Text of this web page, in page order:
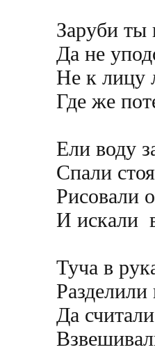
Заруби ты
Да не
Не к лицу
Где же
Ели воду
Спали
Рисовали
И искали
Туча в
Разделили
Да